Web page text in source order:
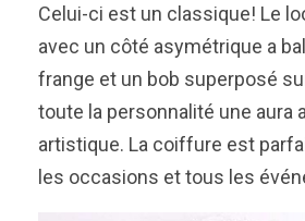
Celui-ci est un classique! Le
avec un côté asymétrique a
frange et un bob superposé
toute la personnalité une aura
artistique. La coiffure est
les occasions et tous les